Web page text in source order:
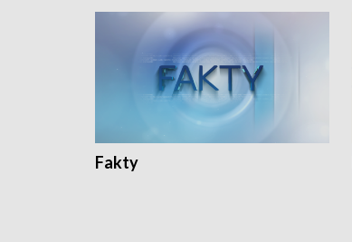
Fakty